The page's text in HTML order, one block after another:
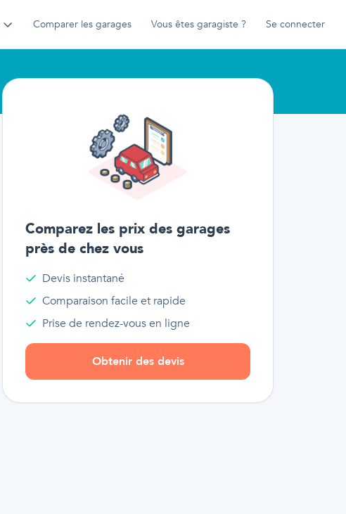
Comparer les garages Vous êtes garagiste ? Se connecter
Comparez les prix des garages
près de chez vous
Devis instantané
Comparaison facile et rapide
Prise de rendez-vous en ligne
Obtenir des devis